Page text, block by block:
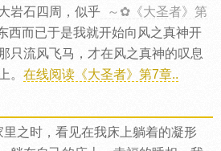
岩石四周，似乎
～✿《大圣者》第
西而已于是我就开始向风之真神开
只流风飞马，才在风之真神的叹息
。 在线阅读《大圣者》第7章..
里之时，看见在我床上躺着的凝形